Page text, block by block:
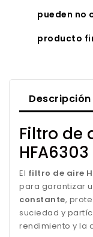
pueden no
producto
Descripción
Filtro de
HFA6303
El filtro de aire
para garantizar
constante,
suciedad y
rendimiento y la